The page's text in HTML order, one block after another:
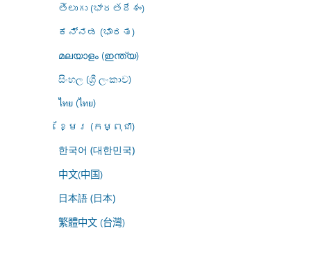
తెలుగు (భారతదేశం)
ಕನ್ನಡ (ಭಾರತ)
മലയാളം (ഇന്ത്യ)
සිංහල (ශ්‍රී ලංකාව)
ไทย (ไทย)
ខ្មែរ (កម្ពុជា)
한국어 (대한민국)
中文(中国)
日本語 (日本)
繁體中文 (台灣)